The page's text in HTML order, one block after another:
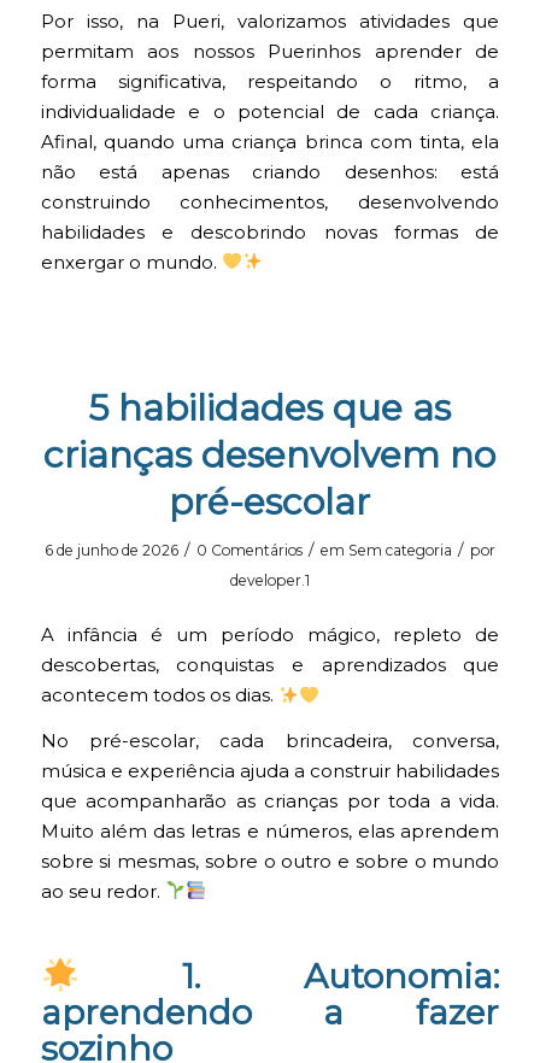
Por isso, na Pueri, valorizamos atividades que
permitam aos nossos Puerinhos aprender de
forma significativa, respeitando o ritmo, a
individualidade e o potencial de cada criança.
Afinal, quando uma criança brinca com tinta, ela
não está apenas criando desenhos: está
construindo conhecimentos, desenvolvendo
habilidades e descobrindo novas formas de
enxergar o mundo.
5 habilidades que as
crianças desenvolvem no
pré-escolar
6 de junho de 2026 / 0 Comentários / em Sem categoria / por
developer.1
A infância é um período mágico, repleto de
descobertas, conquistas e aprendizados que
acontecem todos os dias.
No pré-escolar, cada brincadeira, conversa,
música e experiência ajuda a construir habilidades
que acompanharão as crianças por toda a vida.
Muito além das letras e números, elas aprendem
sobre si mesmas, sobre o outro e sobre o mundo
ao seu redor.
1. Autonomia:
aprendendo a fazer
sozinho